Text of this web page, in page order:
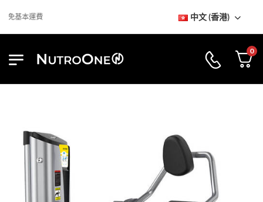
免基本運費 中文 (香港)
0